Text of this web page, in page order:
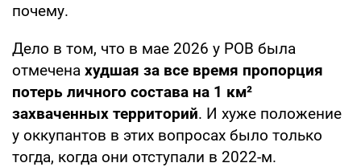
почему.
Дело в том, что в мае 2026 у РОВ была
отмечена худшая за все время пропорция
потерь личного состава на 1 км²
захваченных территорий. И хуже положение
у оккупантов в этих вопросах было только
тогда, когда они отступали в 2022-м.